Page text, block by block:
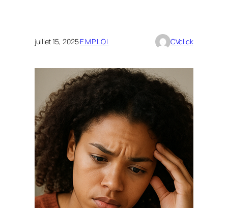
juillet 15, 2025·EMPLOI CVclick